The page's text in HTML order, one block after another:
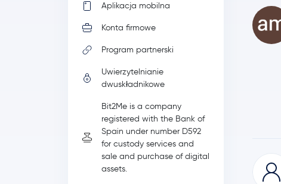
Aplikacja mobilna
Konta firmowe
Program partnerski
Uwierzytelnianie
dwuskładnikowe
Bit2Me is a company
registered with the Bank of
Spain under number D592
for custody services and
sale and purchase of digital
assets.